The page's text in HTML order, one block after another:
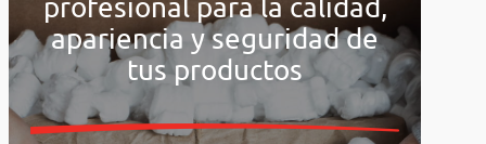
profesional para la calidad,
apariencia y seguridad de
tus productos